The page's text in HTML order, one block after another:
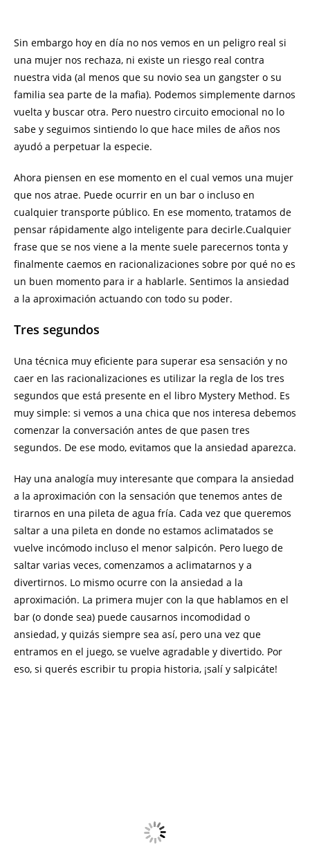
Sin embargo hoy en día no nos vemos en un peligro real si
una mujer nos rechaza, ni existe un riesgo real contra
nuestra vida (al menos que su novio sea un gangster o su
familia sea parte de la mafia). Podemos simplemente darnos
vuelta y buscar otra. Pero nuestro circuito emocional no lo
sabe y seguimos sintiendo lo que hace miles de años nos
ayudó a perpetuar la especie.
Ahora piensen en ese momento en el cual vemos una mujer
que nos atrae. Puede ocurrir en un bar o incluso en
cualquier transporte público. En ese momento, tratamos de
pensar rápidamente algo inteligente para decirle.Cualquier
frase que se nos viene a la mente suele parecernos tonta y
finalmente caemos en racionalizaciones sobre por qué no es
un buen momento para ir a hablarle. Sentimos la ansiedad
a la aproximación actuando con todo su poder.
Tres segundos
Una técnica muy eficiente para superar esa sensación y no
caer en las racionalizaciones es utilizar la regla de los tres
segundos que está presente en el libro Mystery Method. Es
muy simple: si vemos a una chica que nos interesa debemos
comenzar la conversación antes de que pasen tres
segundos. De ese modo, evitamos que la ansiedad aparezca.
Hay una analogía muy interesante que compara la ansiedad
a la aproximación con la sensación que tenemos antes de
tirarnos en una pileta de agua fría. Cada vez que queremos
saltar a una pileta en donde no estamos aclimatados se
vuelve incómodo incluso el menor salpicón. Pero luego de
saltar varias veces, comenzamos a aclimatarnos y a
divertirnos. Lo mismo ocurre con la ansiedad a la
aproximación. La primera mujer con la que hablamos en el
bar (o donde sea) puede causarnos incomodidad o
ansiedad, y quizás siempre sea así, pero una vez que
entramos en el juego, se vuelve agradable y divertido. Por
eso, si querés escribir tu propia historia, ¡salí y salpicáte!